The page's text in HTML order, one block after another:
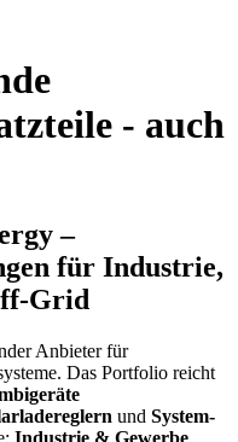
- auch
–
für Industrie,
Grid
Anbieter für
Das Portfolio reicht
und System­
Industrie & Gewerbe,